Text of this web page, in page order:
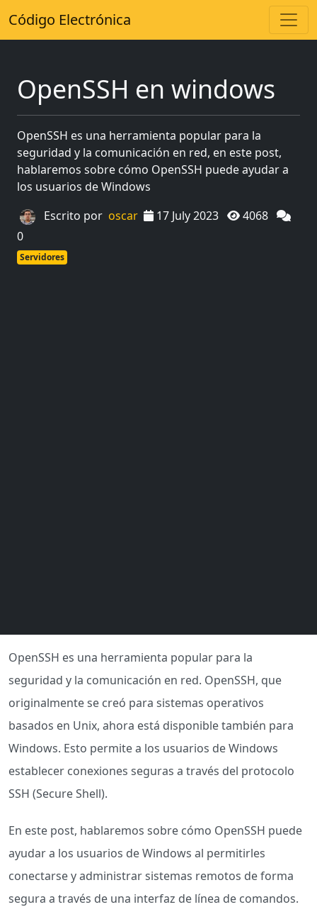
Código Electrónica
OpenSSH en windows
OpenSSH es una herramienta popular para la
seguridad y la comunicación en red, en este post,
hablaremos sobre cómo OpenSSH puede ayudar a
los usuarios de Windows
Escrito por oscar 17 July 2023
4068
0
Servidores
OpenSSH es una herramienta popular para la
seguridad y la comunicación en red. OpenSSH, que
originalmente se creó para sistemas operativos
basados en Unix, ahora está disponible también para
Windows. Esto permite a los usuarios de Windows
establecer conexiones seguras a través del protocolo
SSH (Secure Shell).
En este post, hablaremos sobre cómo OpenSSH puede
ayudar a los usuarios de Windows al permitirles
conectarse y administrar sistemas remotos de forma
segura a través de una interfaz de línea de comandos.